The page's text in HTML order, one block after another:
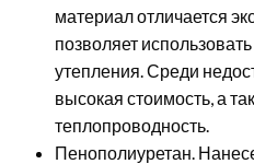
материал отличается
позволяет
утепления. Среди
высокая стоимость, а
теплопроводность.
Пенополиуретан.